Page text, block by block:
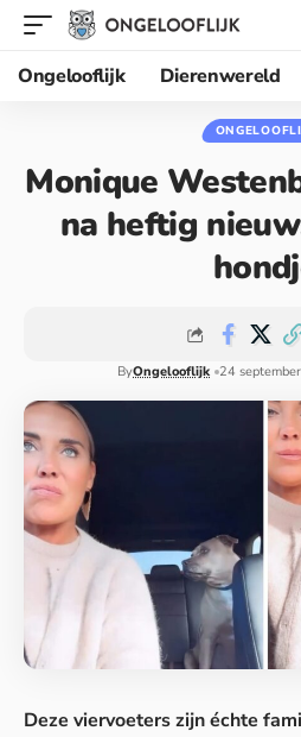
Ongelooflijk
Dierenwereld
Monique
na heftig
ByOngelooflijk 24
Deze viervoeters zijn échte